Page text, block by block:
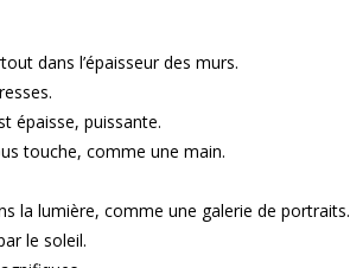
dans l’épaisseur des murs.
épaisse, puissante.
touche, comme une main.
la lumière, comme une galerie de portraits.
le soleil.